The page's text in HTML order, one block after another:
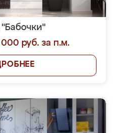
"Бабочки"
руб. за п.м.